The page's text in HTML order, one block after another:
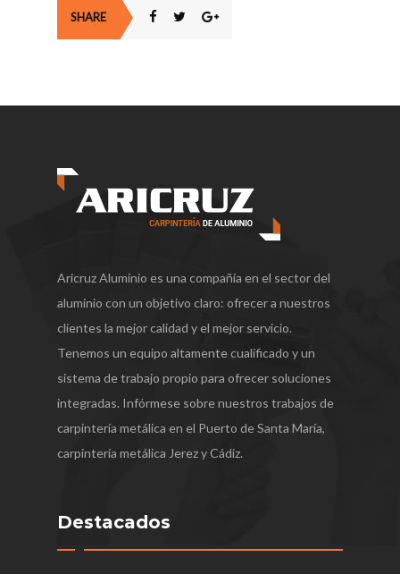
SHARE
Aricruz Aluminio es una compañía en el sector del
aluminio con un objetivo claro: ofrecer a nuestros
clientes la mejor calidad y el mejor servicio.
Tenemos un equipo altamente cualificado y un
sistema de trabajo propio para ofrecer soluciones
integradas. Infórmese sobre nuestros trabajos de
carpintería metálica en el Puerto de Santa María,
carpintería metálica Jerez y Cádiz.
Destacados